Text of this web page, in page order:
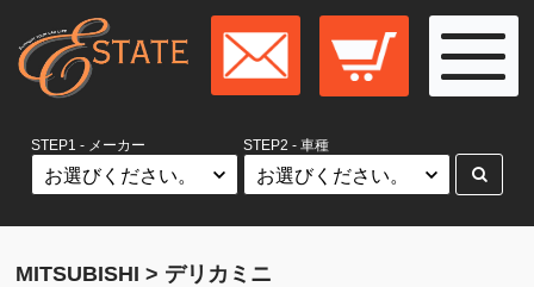
STEP1 - メーカー STEP2 - 車種
MITSUBISHI > デリカミニ